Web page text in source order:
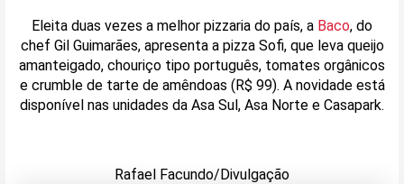
Eleita duas vezes a melhor pizzaria do país, a Baco, do
chef Gil Guimarães, apresenta a pizza Sofi, que leva queijo
amanteigado, chouriço tipo português, tomates orgânicos
e crumble de tarte de amêndoas (R$ 99). A novidade está
disponível nas unidades da Asa Sul, Asa Norte e Casapark.
Rafael Facundo/Divulgação